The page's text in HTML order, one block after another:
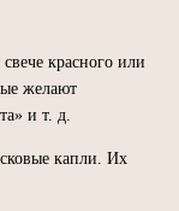
красного или
желают
и т. д.
капли. Их